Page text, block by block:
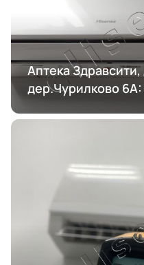
Аптека
дер.Чурилково